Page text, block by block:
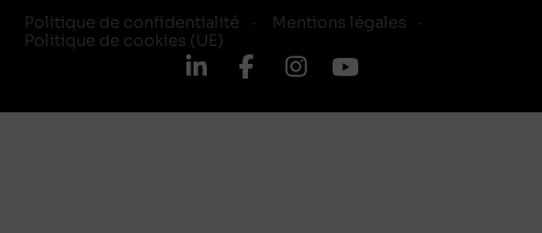
Politique de confidentialité
Mentions légales
Politique de cookies (UE)